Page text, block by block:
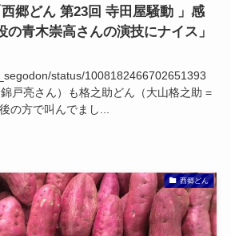
郷どん 第23回 寺田屋騒動 」感
青木崇高さんの演技にナイス」
status/1008182466702651393
戸亮さん）も格之助どん（大山格之助 =
の方で叫んでまし...
西郷どん